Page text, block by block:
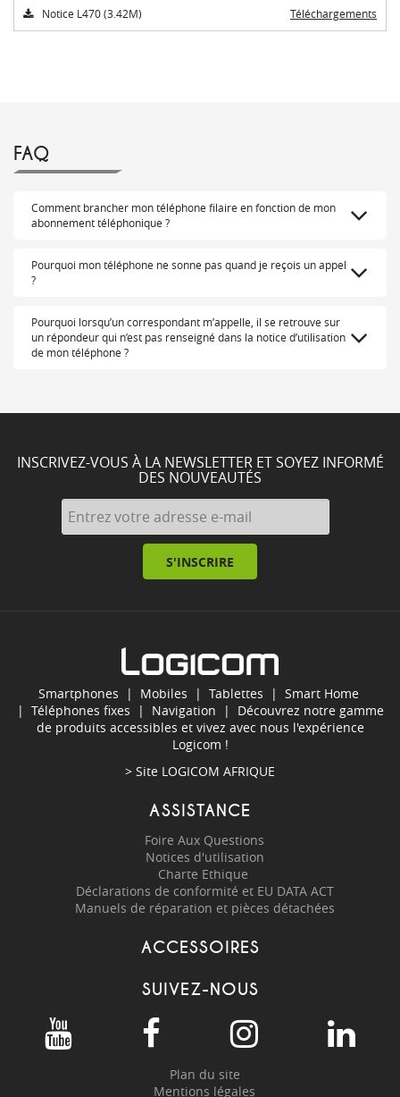
Notice L470 (3.42M) Téléchargements
FAQ
Comment brancher mon téléphone filaire en fonction de mon
abonnement téléphonique ?
Pourquoi mon téléphone ne sonne pas quand je reçois un appel
?
Pourquoi lorsqu’un correspondant m’appelle, il se retrouve sur
un répondeur qui n’est pas renseigné dans la notice d’utilisation
de mon téléphone ?
INSCRIVEZ-VOUS À LA NEWSLETTER ET SOYEZ INFORMÉ
DES NOUVEAUTÉS
S'INSCRIRE
Smartphones | Mobiles | Tablettes | Smart Home
| Téléphones fixes | Navigation | Découvrez notre gamme
de produits accessibles et vivez avec nous l'expérience
Logicom !
> Site LOGICOM AFRIQUE
ASSISTANCE
Foire Aux Questions
Notices d'utilisation
Charte Ethique
Déclarations de conformité et EU DATA ACT
Manuels de réparation et pièces détachées
ACCESSOIRES
SUIVEZ-NOUS
Plan du site
Mentions légales